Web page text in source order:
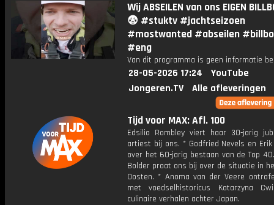
Wij ABSEILEN van ons EIGEN
😨 #stuktv #jachtseizoen
#mostwanted #abseilen
#eng
Van dit programma is geen informatie
28-05-2026 17:24
YouTube
Jongeren.TV
Alle afleveringen
Tijd voor MAX: Afl. 100
Edsilia Rombley viert haar 30-jarig
artiest bij ons. * Godfried Nevels en
over het 60-jarig bestaan van de Top
Bolder praat ons bij over de situatie in
Oosten. * Anoma van der Veere
met voedselhistoricus Katarzyna
culinaire verhalen achter Japan.